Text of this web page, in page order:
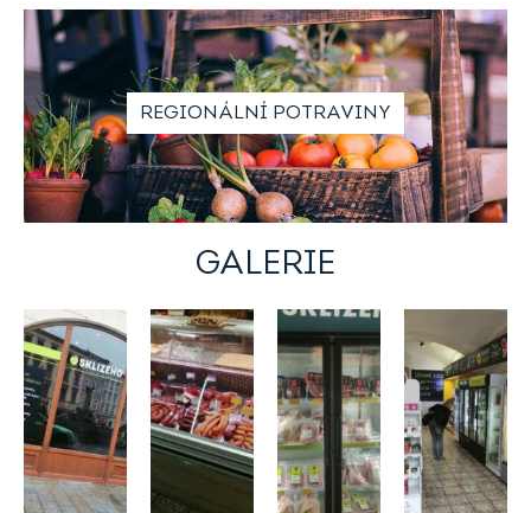
REGIONÁLNÍ POTRAVINY
GALERIE